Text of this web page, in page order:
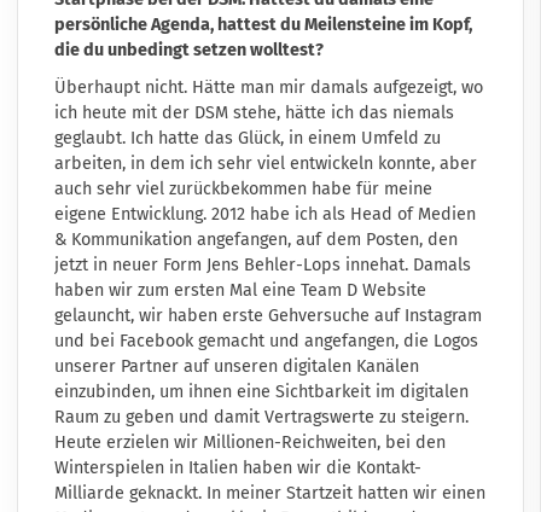
persönliche Agenda, hattest du Meilensteine im Kopf,
die du unbedingt setzen wolltest?
Überhaupt nicht. Hätte man mir damals aufgezeigt, wo
ich heute mit der DSM stehe, hätte ich das niemals
geglaubt. Ich hatte das Glück, in einem Umfeld zu
arbeiten, in dem ich sehr viel entwickeln konnte, aber
auch sehr viel zurückbekommen habe für meine
eigene Entwicklung. 2012 habe ich als Head of Medien
& Kommunikation angefangen, auf dem Posten, den
jetzt in neuer Form Jens Behler-Lops innehat. Damals
haben wir zum ersten Mal eine Team D Website
gelauncht, wir haben erste Gehversuche auf Instagram
und bei Facebook gemacht und angefangen, die Logos
unserer Partner auf unseren digitalen Kanälen
einzubinden, um ihnen eine Sichtbarkeit im digitalen
Raum zu geben und damit Vertragswerte zu steigern.
Heute erzielen wir Millionen-Reichweiten, bei den
Winterspielen in Italien haben wir die Kontakt-
Milliarde geknackt. In meiner Startzeit hatten wir einen